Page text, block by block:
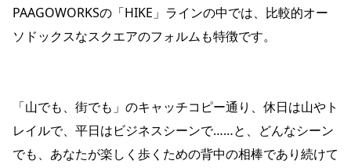
PAAGOWORKSの「HIKE」ラインの中では、比較的オー
ソドックスなスクエアのフォルムも特徴です。
「山でも、街でも」のキャッチコピー通り、休日は山やト
レイルで、平日はビジネスシーンで……と、どんなシーン
でも、あなたが楽しく歩くための背中の相棒であり続けて